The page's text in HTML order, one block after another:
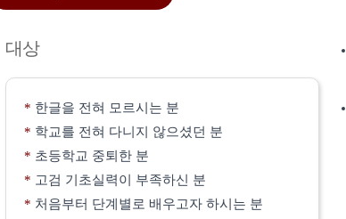
대상
* 한글을 전혀 모르시는 분
* 학교를 전혀 다니지 않으셨던 분
* 초등학교 중퇴한 분
* 고검 기초실력이 부족하신 분
* 처음부터 단계별로 배우고자 하시는 분